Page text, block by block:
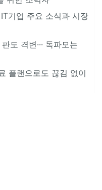
기업 주요 소식과 시장
도 격변··· 독파모는
플랜으로도 끊김 없이